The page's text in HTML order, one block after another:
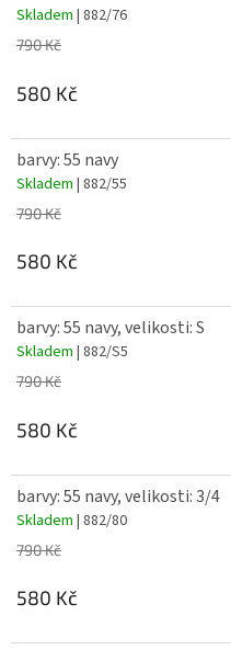
Skladem | 882/76
790 Kč
580 Kč
barvy: 55 navy
Skladem | 882/55
790 Kč
580 Kč
barvy: 55 navy, velikosti: S
Skladem | 882/S5
790 Kč
580 Kč
barvy: 55 navy, velikosti: 3/4
Skladem | 882/80
790 Kč
580 Kč